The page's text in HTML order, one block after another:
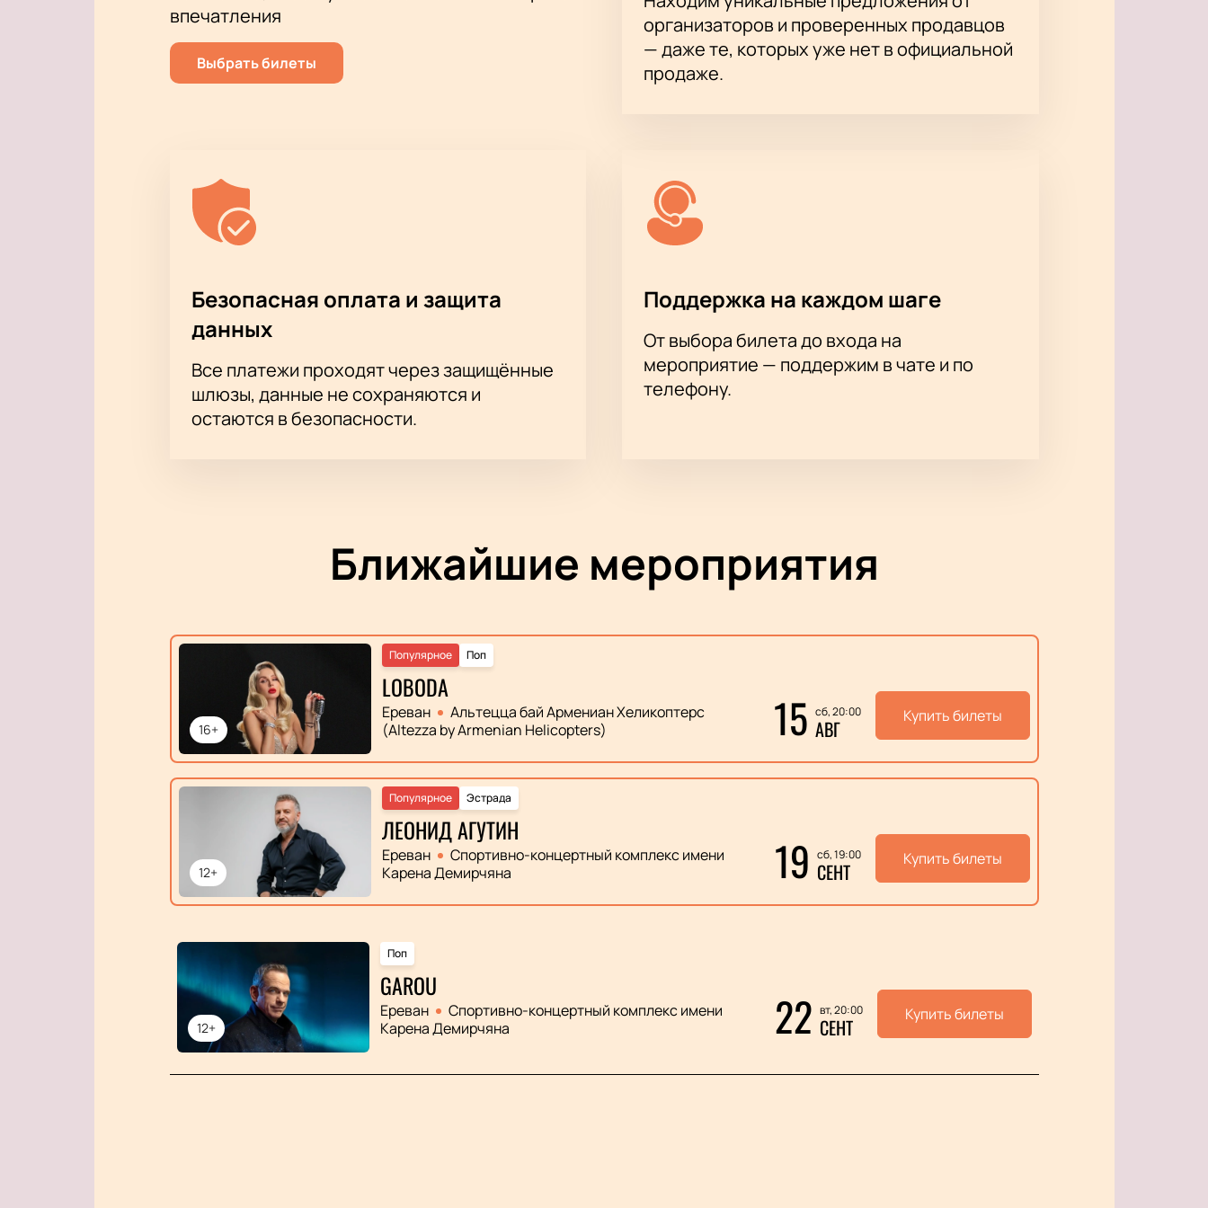
Для компаний
Корпоративным заказчикам доступны специальные предложения для групповых посещений. Организуйте совместный выход с
коллегами в театральной обстановке.
Приобретайте билеты
на «Project O» — погрузитесь в атмосферу современного искусства!
впечатления
Выбрать билеты
организаторов и проверенных продавцов
— даже те, которых уже нет в официальной
продаже.
Безопасная оплата и защита
данных
Все платежи проходят через защищённые
шлюзы, данные не сохраняются и
остаются в безопасности.
Поддержка на каждом шаге
От выбора билета до входа на
мероприятие — поддержим в чате и по
телефону.
Ближайшие мероприятия
16+
Поп
Популярное
LOBODA
Ереван
Альтецца бай Армениан Хеликоптерс
(Altezza by Armenian Helicopters)
15 сб, 20:00
АВГ Купить билеты
12+
Эстрада
Популярное
ЛЕОНИД АГУТИН
Ереван
Спортивно-концертный комплекс имени
Карена Демирчяна
19 сб, 19:00
СЕНТ Купить билеты
12+
Поп
GAROU
Ереван
Спортивно-концертный комплекс имени
Карена Демирчяна
22 вт, 20:00
СЕНТ Купить билеты